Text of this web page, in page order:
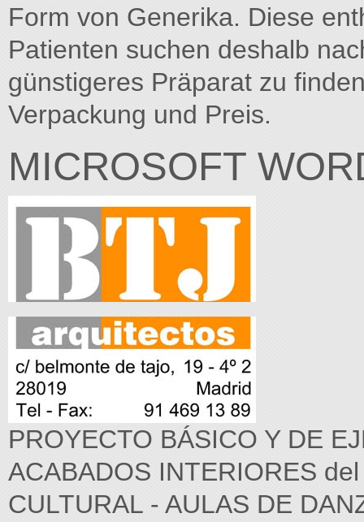
Form von Generika. Diese
Patienten suchen deshalb
günstigeres Präparat zu
Verpackung und Preis.
MICROSOFT
PROYECTO BÁSICO Y DE
ACABADOS INTERIORES
CULTURAL - AULAS DE